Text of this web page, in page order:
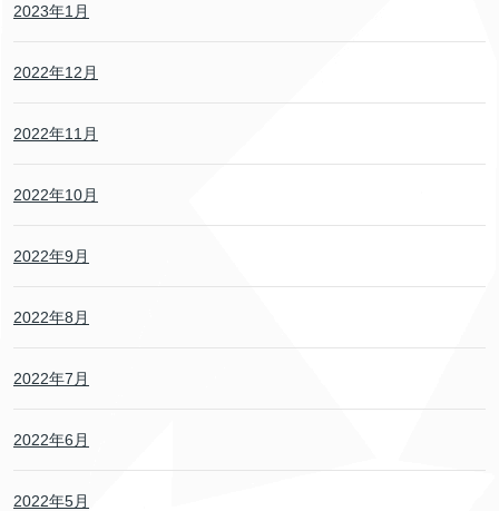
2023年1月
2022年12月
2022年11月
2022年10月
2022年9月
2022年8月
2022年7月
2022年6月
2022年5月